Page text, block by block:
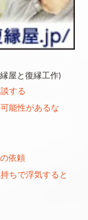
屋と復縁工作)
する
能性があるな
依頼
ちで浮気すると